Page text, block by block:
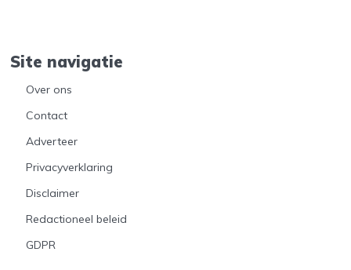
Site navigatie
Over ons
Contact
Adverteer
Privacyverklaring
Disclaimer
Redactioneel beleid
GDPR